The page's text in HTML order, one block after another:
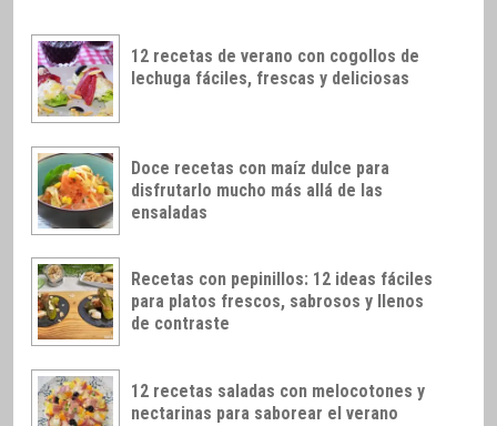
12 recetas de verano con cogollos de
lechuga fáciles, frescas y deliciosas
Doce recetas con maíz dulce para
disfrutarlo mucho más allá de las
ensaladas
Recetas con pepinillos: 12 ideas fáciles
para platos frescos, sabrosos y llenos
de contraste
12 recetas saladas con melocotones y
nectarinas para saborear el verano